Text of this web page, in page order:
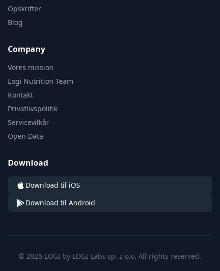
Opskrifter
Blog
Company
Vores mission
Logi Nutrition Team
Kontakt
Privatlivspolitik
Servicevilkår
Open Data
Download
Download til iOS
Download til Android
© 2026 LOGI by LOGI Labs sp. z o.o. All rights reserved.